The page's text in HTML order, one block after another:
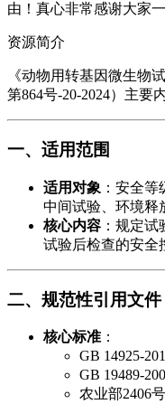
由！真心非常感谢大家
资源简介
《动物用转基因微生物
第864号-20-2024）主要
​一、适用范围​
​适用对象​ ：安全
中间试验、环境释
​核心内容​ ：规定
试验后检查的安全
​二、规范性引用文件​
​核心标准​ ​：
GB 14925-
GB 19489-
农业部2406